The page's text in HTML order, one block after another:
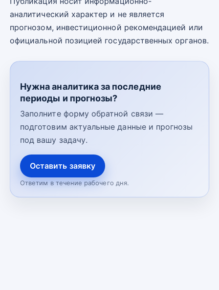
аналитический характер и не является
прогнозом, инвестиционной рекомендацией или
официальной позицией государственных органов.
Нужна аналитика за последние
периоды и прогнозы?
Заполните форму обратной связи —
подготовим актуальные данные и прогнозы
под вашу задачу.
Оставить заявку
Ответим в течение рабочего дня.